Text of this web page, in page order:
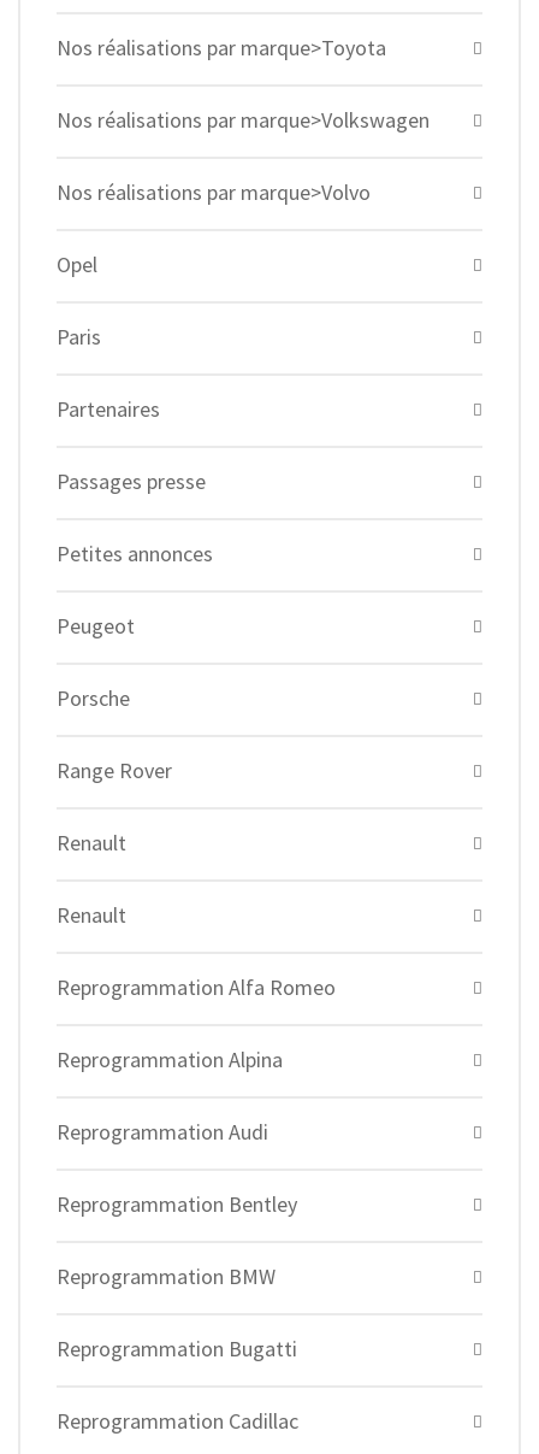
Nos réalisations par marque>Toyota
Nos réalisations par marque>Volkswagen
Nos réalisations par marque>Volvo
Opel
Paris
Partenaires
Passages presse
Petites annonces
Peugeot
Porsche
Range Rover
Renault
Renault
Reprogrammation Alfa Romeo
Reprogrammation Alpina
Reprogrammation Audi
Reprogrammation Bentley
Reprogrammation BMW
Reprogrammation Bugatti
Reprogrammation Cadillac